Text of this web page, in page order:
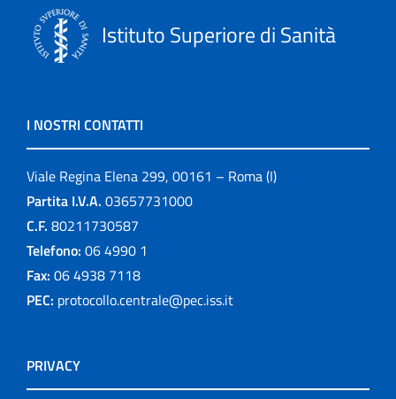
Istituto Superiore di Sanità
I NOSTRI CONTATTI
Viale Regina Elena 299, 00161 – Roma (I)
Partita I.V.A. 03657731000
C.F. 80211730587
Telefono: 06 4990 1
Fax: 06 4938 7118
PEC: protocollo.centrale@pec.iss.it
PRIVACY